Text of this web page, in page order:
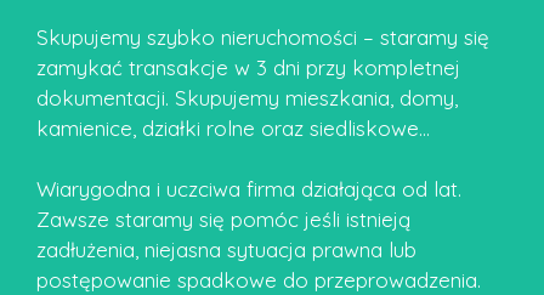
Skupujemy szybko nieruchomości – staramy się
zamykać transakcje w 3 dni przy kompletnej
dokumentacji. Skupujemy mieszkania, domy,
kamienice, działki rolne oraz siedliskowe…
Wiarygodna i uczciwa firma działająca od lat.
Zawsze staramy się pomóc jeśli istnieją
zadłużenia, niejasna sytuacja prawna lub
postępowanie spadkowe do przeprowadzenia.